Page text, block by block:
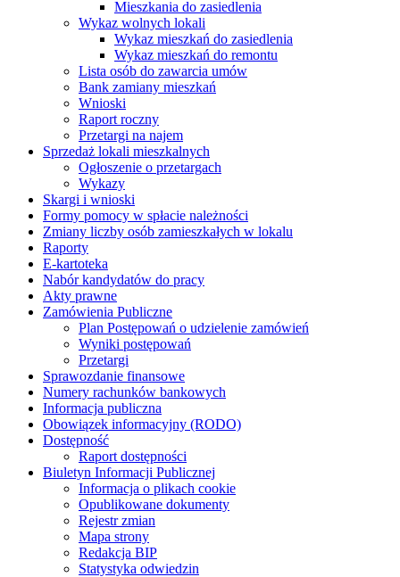
Mieszkania do zasiedlenia
Wykaz wolnych lokali
Wykaz mieszkań do zasiedlenia
Wykaz mieszkań do remontu
Lista osób do zawarcia umów
Bank zamiany mieszkań
Wnioski
Raport roczny
Przetargi na najem
Sprzedaż lokali mieszkalnych
Ogłoszenie o przetargach
Wykazy
Skargi i wnioski
Formy pomocy w spłacie należności
Zmiany liczby osób zamieszkałych w lokalu
Raporty
E-kartoteka
Nabór kandydatów do pracy
Akty prawne
Zamówienia Publiczne
Plan Postępowań o udzielenie zamówień
Wyniki postępowań
Przetargi
Sprawozdanie finansowe
Numery rachunków bankowych
Informacja publiczna
Obowiązek informacyjny (RODO)
Dostępność
Raport dostępności
Biuletyn Informacji Publicznej
Informacja o plikach cookie
Opublikowane dokumenty
Rejestr zmian
Mapa strony
Redakcja BIP
Statystyka odwiedzin